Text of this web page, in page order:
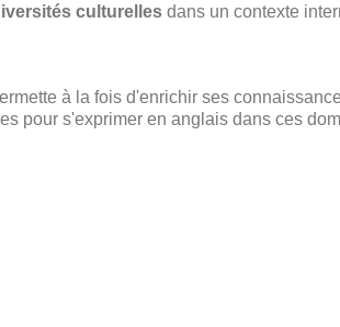
culturelles dans un contexte
à la fois d'enrichir ses
pour s'exprimer en anglais dans ces